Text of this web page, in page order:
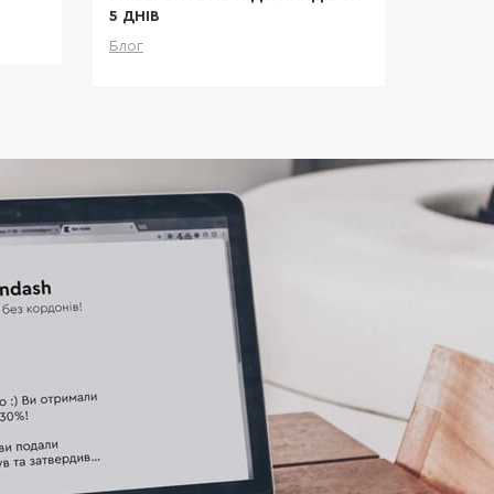
5 ДНІВ
Блог